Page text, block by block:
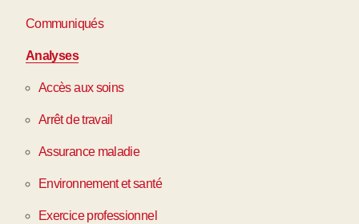
Communiqués
Analyses
Accès aux soins
Arrêt de travail
Assurance maladie
Environnement et santé
Exercice professionnel